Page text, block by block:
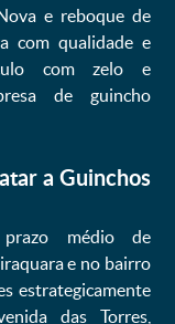
e reboque de
com qualidade e
com zelo e
de guincho
a Guinchos
médio de
e no bairro
estrategicamente
das Torres,